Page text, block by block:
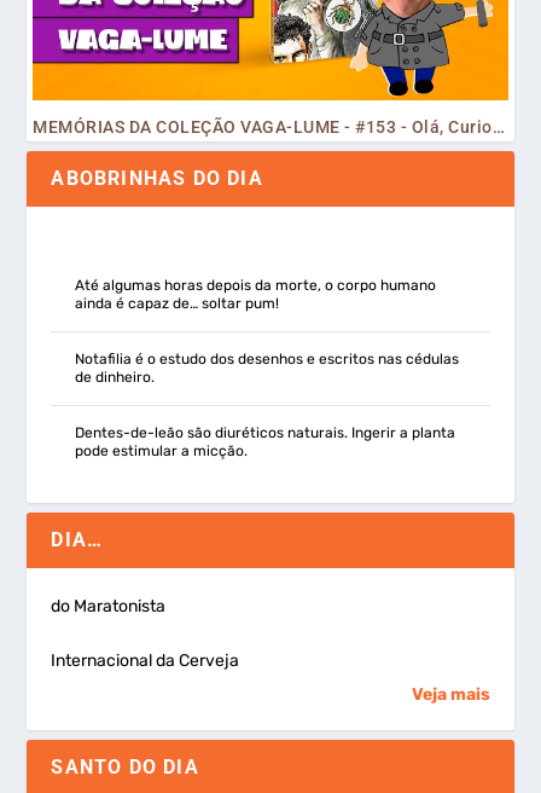
MEMÓRIAS DA COLEÇÃO VAGA-LUME - #153 - Olá, Curiosos! 2023
ABOBRINHAS DO DIA
Até algumas horas depois da morte, o corpo humano
ainda é capaz de… soltar pum!
Notafilia é o estudo dos desenhos e escritos nas cédulas
de dinheiro.
Dentes-de-leão são diuréticos naturais. Ingerir a planta
pode estimular a micção.
DIA…
do Maratonista
Internacional da Cerveja
Veja mais
SANTO DO DIA